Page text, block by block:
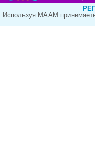
Используя МААМ